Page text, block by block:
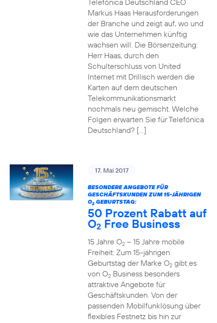
Telefónica Deutschland CEO
Markus Haas Herausforderungen
der Branche und zeigt auf, wo und
wie das Unternehmen künftig
wachsen will. Die Börsenzeitung:
Herr Haas, durch den
Schulterschluss von United
Internet mit Drillisch werden die
Karten auf dem deutschen
Telekommunikationsmarkt
nochmals neu gemischt. Welche
Folgen erwarten Sie für Telefónica
Deutschland? […]
17. Mai 2017
BESONDERE ANGEBOTE FÜR
GESCHÄFTSKUNDEN ZUM 15-JÄHRIGEN
O2GEBURTSTAG:
50 Prozent Rabatt auf
O2 Free Business
15 Jahre O2– 15 Jahre mobile
Freiheit: Zum 15-jährigen
Geburtstag der Marke O2gibt es
von O2Business besonders
attraktive Angebote für
Geschäftskunden. Von der
passenden Mobilfunklösung über
flexibles Festnetz bis hin zur